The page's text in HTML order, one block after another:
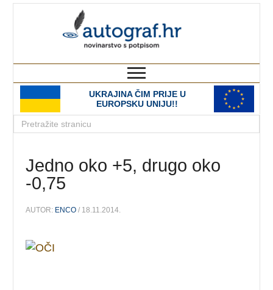
UKRAJINA ČIM PRIJE U
EUROPSKU UNIJU!!
Jedno oko +5, drugo oko
-0,75
AUTOR: ENCO / 18.11.2014.